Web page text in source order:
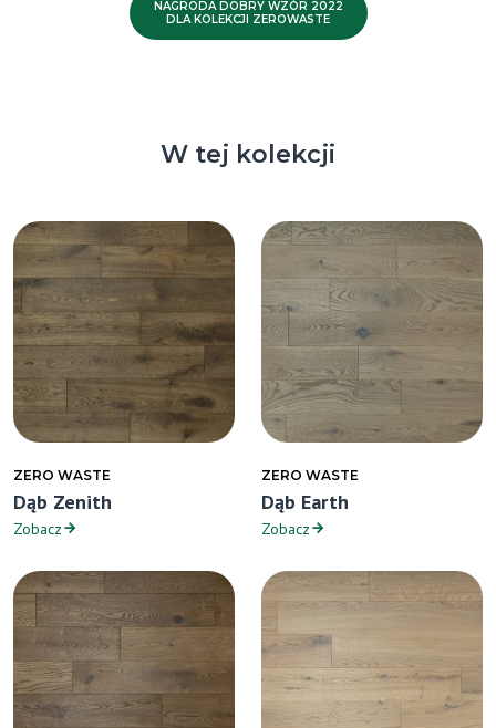
NAGRODA DOBRY WZÓR 2022
DLA KOLEKCJI ZEROWASTE
W tej kolekcji
ZERO WASTE
Dąb Zenith
Zobacz
ZERO WASTE
Dąb Earth
Zobacz